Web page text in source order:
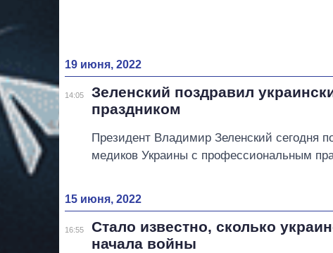
19 июня, 2022
14:05
Зеленский поздравил
праздником
Президент Владимир Зеленский сегодня
медиков Украины с профессиональным
15 июня, 2022
16:55
Стало известно, сколько
начала войны